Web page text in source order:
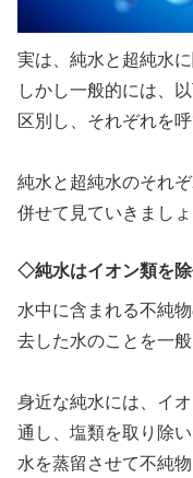
実は、純水と超純水
しかし一般的には、
区別し、それぞれを呼
純水と超純水のそれ
併せて見ていきましょ
◇純水はイオン類を
水中に含まれる不純
去した水のことを一
身近な純水には、イ
通し、塩類を取り除
水を蒸留させて不純